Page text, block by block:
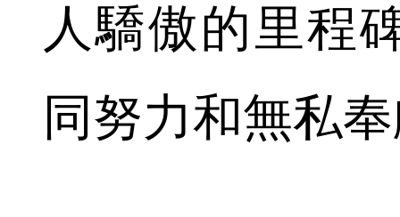
人驕傲的里程
同努力和無私